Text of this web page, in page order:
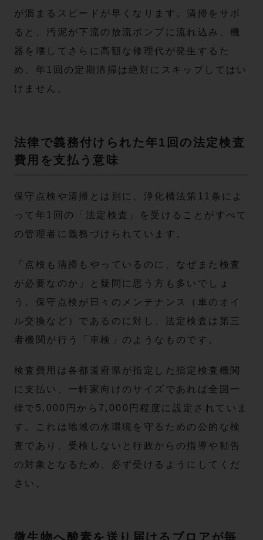
が溜まるスピードが早くなります。清掃をサボ
ると、汚泥が下流の放流ポンプに流れ込み、機
器を壊してさらに高額な修理代が発生するた
め、年1回の定期清掃は絶対にスキップしてはい
けません。
法律で義務付けられた年1回の法定検査
費用を支払う意味
保守点検や清掃とは別に、浄化槽法第11条によ
って年1回の「法定検査」を受けることがすべて
の管理者に義務づけられています。
「点検も清掃もやっているのに、なぜまた検査
が必要なのか」と疑問に思う方も多いでしょ
う。保守点検が日々のメンテナンス（車のオイ
ル交換など）であるのに対し、法定検査は第三
者機関が行う「車検」のようなものです。
検査費用は各都道府県が指定した指定検査機関
に支払い、一軒家向けのサイズであれば全国一
律で5,000円から7,000円程度に設定されていま
す。これは地域の水環境を守るための公的な検
査であり、受検しないと行政からの指導や勧告
の対象となるため、必ず受けるようにしてくだ
さい。
微生物へ酸素を送り届けるブロアが毎